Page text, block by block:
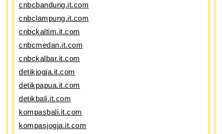
cnbcbandung.it.com
cnbclampung.it.com
cnbckaltim.it.com
cnbcmedan.it.com
cnbckalbar.it.com
detikjogja.it.com
detikpapua.it.com
detikbali.it.com
kompasbali.it.com
kompasjogja.it.com